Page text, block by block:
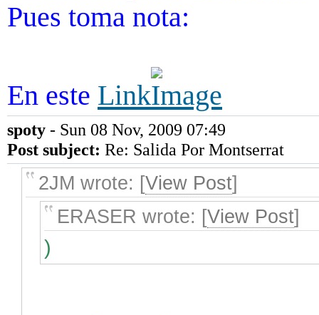
Pues toma nota:
En este Link
spoty - Sun 08 Nov, 2009 07:49
Post subject: Re: Salida Por Montserrat
2JM wrote: [View Post]
ERASER wrote: [View Post]
)